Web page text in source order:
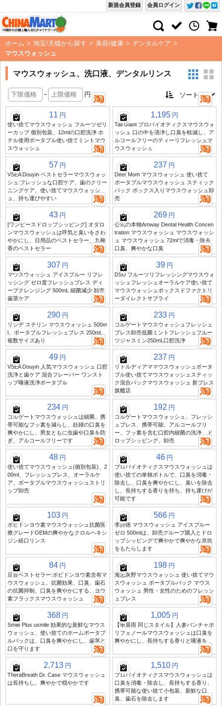
会員ログイン
新規会員登録
ホーム > 淘宝/天猫から探す > 美容/健康 > デンタルケア >
マウスウォッシュ
マウスウォッシュ、洗口液、デンタルリンス
- 円
11 円
使い捨てマウスウォッシュ フルーツゼリ
ーカップ 個別包装、12mlの口腔洗浄 ホ
テル使用ポータブル使い捨てミントマウ
スウォッシュ
1,195 円
Tail Giant プロバイオティクスマウスウォ
ッシュ 口の中を清浄し口臭を軽減し、ア
ルコールフリーのティーリフレッシュマ
ウスウォッシュ
57 円
VSEA Douyin ベストセラーマウスウォッ
シュ:フレッシュな口腔ケア、歯のクリー
ニングケア、使い捨てマウスウォッシ
ュ、持ち運びやすい
237 円
Deer Mom マウスウォッシュ 使い捨て
ポータブルマウスウォッシュ スティック
パック ボックス入りマウスウォッシュ卸
売
43 円
[ワンピースドロップシッピング] オダロ
ンマウスウォッシュは呼気と臭いをさわ
やかにし、日用品のベストセラー、九柳
香のベストセラー
269 円
公式の本物Amway Dental Health Concen
tration マウスウォッシュ マウスウォッシ
ュ マウスウォッシュ 72mlで消毒・除去
口臭、爽やかな口臭
307 円
マウスウォッシュ アイスブルー リフレ
ッシング ゼロ度フレッシュブレス ディ
ープクレンジング 500mL 細菌減少 卸売
歯茎ケア
39 円
DSU フルーツリフレッシングマウスウォ
ッシュフレッシュオーラルケア使い捨て
マウスウォッシュボックスドファクトリ
ーダイレクトサプライ
290 円
リシデ ステリン マウスウォッシュ 500m
l、ポータブルフレッシュブレス 250ml、
複数サイズあり
233 円
コルゲートマウスウォッシュフレッシュ
ブレス卸売低菌ミントフレッシュフルー
ツジャスミン250mL口腔洗浄
49 円
VSEA Douyin 人気マウスウォッシュ 口腔
洗浄と歯ケア 混合フレーバー ワンスト
ップ唾液洗浄ポータブル
237 円
リトルディアママウスウォッシュポータ
ブル使い捨てマウスウォッシュスティッ
ク混合パックマウスウォッシュ 新ブレス
旗艦店
234 円
コルゲートマウスウォッシュは細菌、携
帯可能なフッ素を減らし、妊婦の口臭を
爽やかにし、男女ともに虫歯や口臭を防
ぎ、アルコールフリーです
192 円
コルゲートマウスウォッシュ、フレッシ
ュブレス、携帯可能、アルコールフリ
ー、フッ素を含む口腔内細菌の洗浄、ド
ロップシッピング、卸売
48 円
使い捨てマウスウォッシュ(個別包装)、2
00ml、フレッシュブレス、オーラルケ
ア、ポータブルマウスウォッシュストリ
ップ卸売
46 円
プロバイオティクスマウスウォッシュは
使い捨ての単独ボトルで、口臭を消毒・
除去し、口臭を爽やかにし、臭いを除去
し、長持ちする香りを持ち、持ち運びが
可能です
103 円
ポビドンヨウ素マウスウォッシュ抗菌医
療グレードOEMの爽やかなクロルヘキシ
ジン経口リンス
566 円
李詩徳 マウスウォッシュ アイスブルー
ゼロ 500mlは、卸売グループ購入とドロ
ップシッピングで爽やかで爽やかな息吹
をもたらします
84 円
豆音ベストセラー:ポビドンヨウ素含有マ
ウスウォッシュ、抗菌効果、口臭、歯石
の抗菌抑制、口臭を爽やかにする、ヨウ
素フラックスマウスウォッシュ
198 円
海志灰野マウスウォッシュ 使い捨てマウ
スウォッシュ ポータブルパック マウス
ウォッシュ 男性・女性のためのフレッシ
ュブレス
368 円
Smile Plus usmile 効果的な新鮮なマウス
ウォッシュ、使い捨てのホームポータブ
ルパックは、口臭を爽やかにし、歯茎と
口を守ります
1,005 円
【華晨雨 同じスタイル】人参バンチャポ
リフェノールマウスウォッシュは口臭を
爽やかにし、長持ちする香りと唾液を
2,713 円
TheraBreath Dr. Case マウスウォッシュ
は長持ちし、爽やかで穏やかです
1,510 円
プロバイオティクスマウスウォッシュは
口臭を消毒・除去し、長持ちする香り、
携帯可能な使い捨て小包装、新鮮な口
臭、歯石を除去します